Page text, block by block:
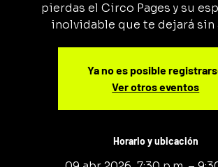
pierdas el Circo Pages y su
inolvidable que te dejará sin
Ya no es posible
Ver otros eventos
Horario y ubicación